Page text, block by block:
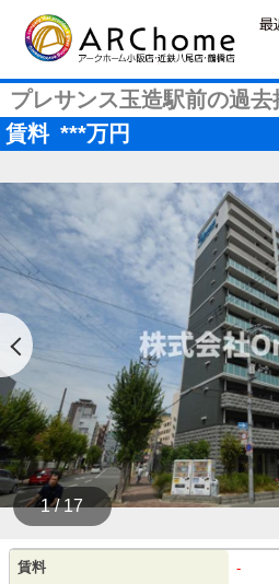
最
プレサンス玉造駅前の過
賃料 ***万円
1 / 17
賃料 -